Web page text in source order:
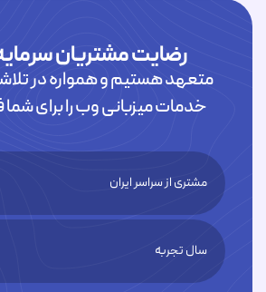
رضایت مشتریان
متعهد هستیم و همواره در
خدمات میزبانی وب را برای
مشتری از سراسر ایران
سال تجربه